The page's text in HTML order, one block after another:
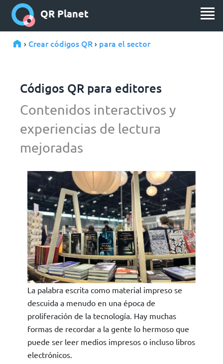
QR Planet
› Crear códigos QR › para el sector
Códigos QR para editores
Contenidos interactivos y
experiencias de lectura
mejoradas
La palabra escrita como material impreso se
descuida a menudo en una época de
proliferación de la tecnología. Hay muchas
formas de recordar a la gente lo hermoso que
puede ser leer medios impresos o incluso libros
electrónicos.